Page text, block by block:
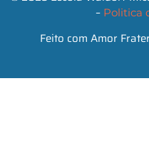
– Politica
Feito com Amor